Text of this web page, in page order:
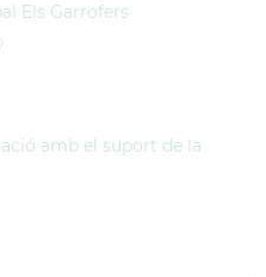
Els Garrofers
amb el suport de la